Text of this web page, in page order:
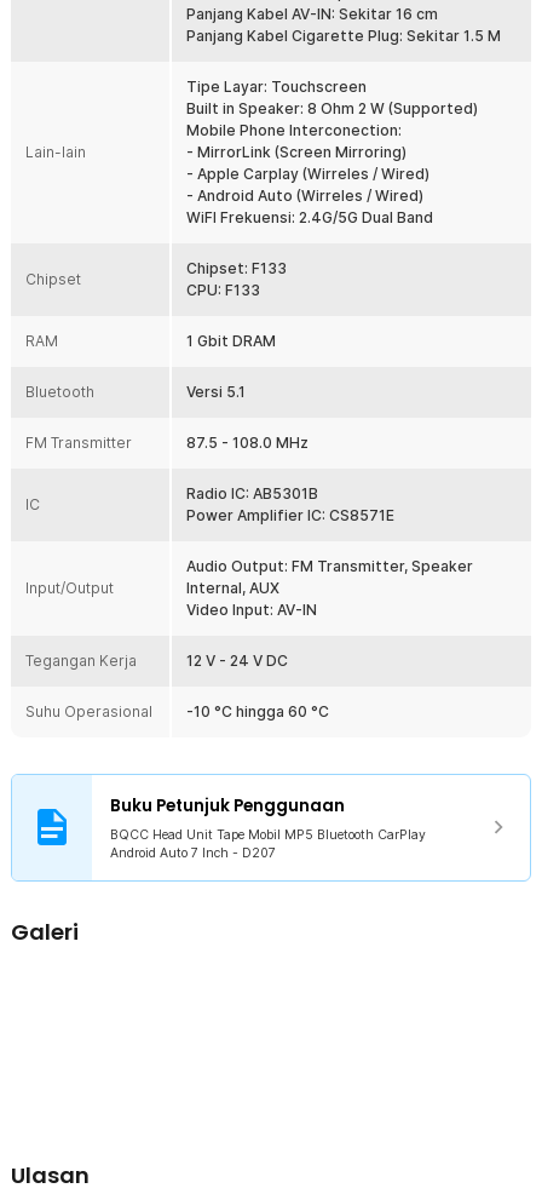
Kelengkapan Produk
Rincian yang Anda dapatkan untuk pembelian produk ini:
1 x Kabel Kabel AV-IN
1 x Suction Cup Holder
1 x Panduan Penggunaan
Panjang Kabel AV-IN: Sekitar 16 cm
Panjang Kabel Cigarette Plug: Sekitar 1.5 M
Lain-lain
Tipe Layar: Touchscreen
Built in Speaker: 8 Ohm 2 W (Supported)
Mobile Phone Interconection:
- MirrorLink (Screen Mirroring)
- Apple Carplay (Wirreles / Wired)
- Android Auto (Wirreles / Wired)
WiFI Frekuensi: 2.4G/5G Dual Band
Chipset
Chipset: F133
CPU: F133
RAM 1 Gbit DRAM
Bluetooth Versi 5.1
FM Transmitter 87.5 - 108.0 MHz
IC
Radio IC: AB5301B
Power Amplifier IC: CS8571E
Input/Output
Audio Output: FM Transmitter, Speaker
Internal, AUX
Video Input: AV-IN
Tegangan Kerja 12 V - 24 V DC
Suhu Operasional -10 °C hingga 60 °C
Buku Petunjuk Penggunaan
BQCC Head Unit Tape Mobil MP5 Bluetooth CarPlay
Android Auto 7 Inch - D207
Galeri
Ulasan